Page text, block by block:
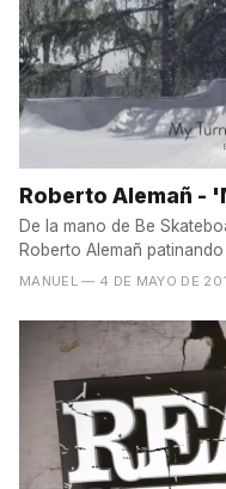
Roberto Alemañ -
De la mano de Be
Roberto Alemañ
MANUEL — 4 DE MAYO DE